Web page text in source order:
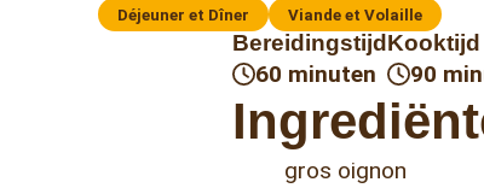
Déjeuner et Dîner Viande et Volaille
Bereidingstijd
60 minuten
Kooktijd
90
gros oignon